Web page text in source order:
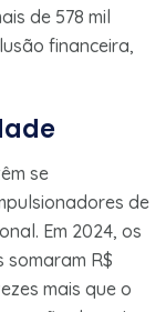
de 578 mil
financeira,
se
de
Em 2024, os
R$
mais que o